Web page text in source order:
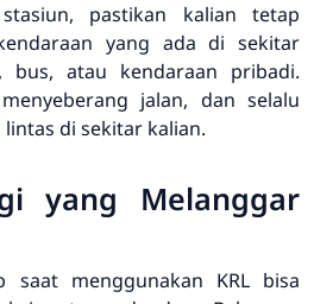
pastikan kalian tetap
yang ada di sekitar
bus, atau kendaraan pribadi.
jalan, dan selalu
di sekitar kalian.
yang Melanggar
saat menggunakan KRL bisa